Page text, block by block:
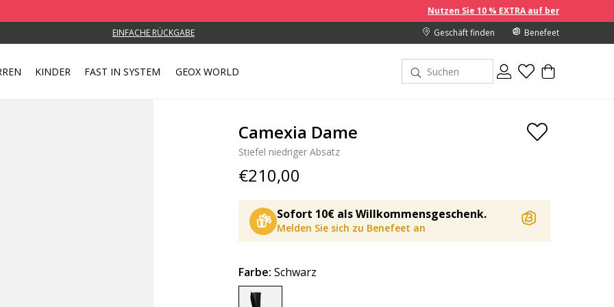
Nutzen Sie 10 % EXTRA auf bereits reduzierte Preise,
EINFACHE RÜCKGABE
Geschäft finden Benefeet
KINDER FAST IN SYSTEM GEOX WORLD
Camexia Dame
Stiefel niedriger Absatz
€210,00
Sofort 10€ als Willkommensgeschenk.
Melden Sie sich zu Benefeet an
Farbe: Schwarz